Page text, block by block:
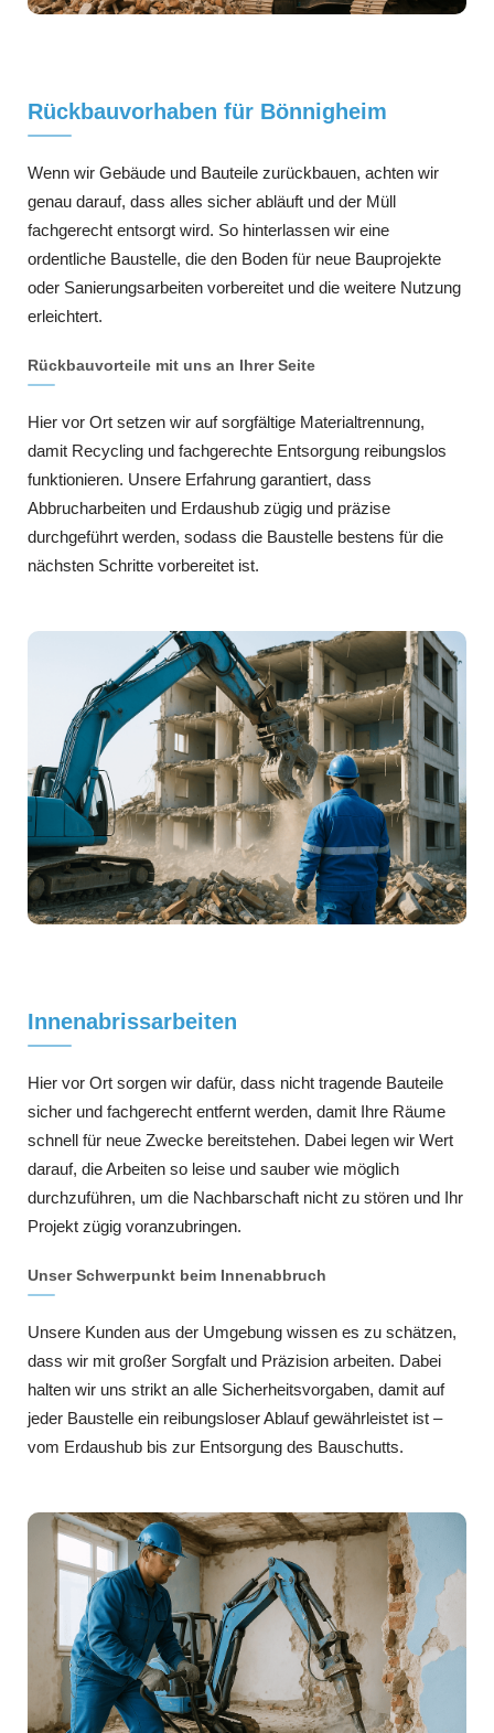
Rückbauvorhaben für Bönnigheim
Wenn wir Gebäude und Bauteile zurückbauen, achten wir
genau darauf, dass alles sicher abläuft und der Müll
fachgerecht entsorgt wird. So hinterlassen wir eine
ordentliche Baustelle, die den Boden für neue Bauprojekte
oder Sanierungsarbeiten vorbereitet und die weitere Nutzung
erleichtert.
Rückbauvorteile mit uns an Ihrer Seite
Hier vor Ort setzen wir auf sorgfältige Materialtrennung,
damit Recycling und fachgerechte Entsorgung reibungslos
funktionieren. Unsere Erfahrung garantiert, dass
Abbrucharbeiten und Erdaushub zügig und präzise
durchgeführt werden, sodass die Baustelle bestens für die
nächsten Schritte vorbereitet ist.
Innenabrissarbeiten
Hier vor Ort sorgen wir dafür, dass nicht tragende Bauteile
sicher und fachgerecht entfernt werden, damit Ihre Räume
schnell für neue Zwecke bereitstehen. Dabei legen wir Wert
darauf, die Arbeiten so leise und sauber wie möglich
durchzuführen, um die Nachbarschaft nicht zu stören und Ihr
Projekt zügig voranzubringen.
Unser Schwerpunkt beim Innenabbruch
Unsere Kunden aus der Umgebung wissen es zu schätzen,
dass wir mit großer Sorgfalt und Präzision arbeiten. Dabei
halten wir uns strikt an alle Sicherheitsvorgaben, damit auf
jeder Baustelle ein reibungsloser Ablauf gewährleistet ist –
vom Erdaushub bis zur Entsorgung des Bauschutts.